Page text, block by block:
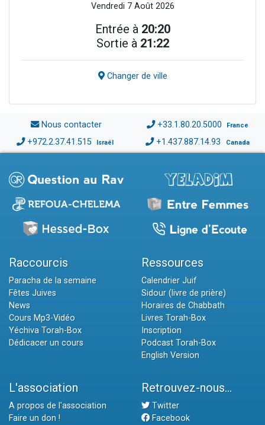
Vendredi 7 Août 2026
Entrée à 20:20
Sortie à 21:22
Changer de ville
Nous contacter +33.1.80.20.5000 France
+972.2.37.41.515 Israël +1.437.887.14.93 Canada
Raccourcis
Paracha de la semaine
Fêtes Juives
News
Cours Mp3-Vidéo
Yéchiva Torah-Box
Dédicacer un cours
Ressources
Calendrier Juif
Sidour (livre de prière)
Horaires de Chabbath
Livres Torah-Box
Inscription
Podcast Torah-Box
English Version
L'association
A propos de l'association
Faire un don !
Retrouvez-nous...
Twitter
Facebook